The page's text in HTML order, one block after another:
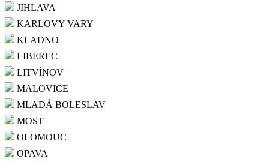
JIHLAVA
KARLOVY VARY
KLADNO
LIBEREC
LITVÍNOV
MALOVICE
MLADÁ BOLESLAV
MOST
OLOMOUC
OPAVA